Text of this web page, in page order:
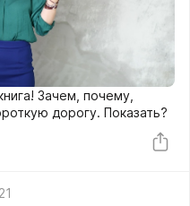
Зачем, почему,
дорогу. Показать?